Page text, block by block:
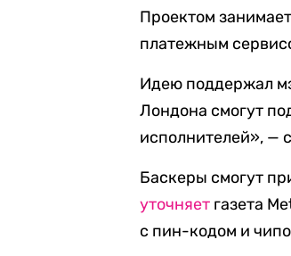
Проектом
платежным
Идею поддержал
Лондона смогут
исполнителей», —
Баскеры смогут
уточняет газета
с пин-кодом и